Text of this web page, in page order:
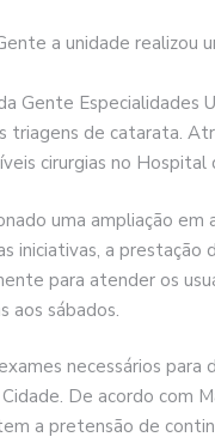
a unidade realizou
Gente Especialidades
triagens de catarata.
cirurgias no Hospital
uma ampliação
iniciativas, a
para atender os
aos sábados.
necessários para
De acordo com
a pretensão de